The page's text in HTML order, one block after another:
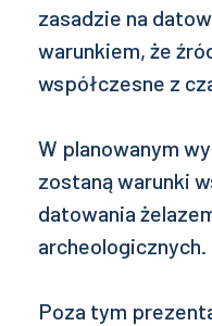
zasadzie na
warunkiem, że
współczesne z
W planowanym
zostaną warunki
datowania
archeologicznych.
Poza tym